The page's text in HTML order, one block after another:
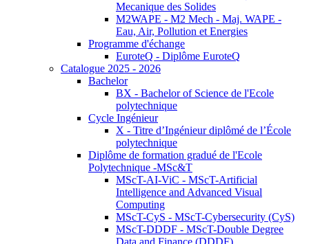
Mecanique des Solides
M2WAPE - M2 Mech - Maj. WAPE -
Eau, Air, Pollution et Energies
Programme d'échange
EuroteQ - Diplôme EuroteQ
Catalogue 2025 - 2026
Bachelor
BX - Bachelor of Science de l'Ecole
polytechnique
Cycle Ingénieur
X - Titre d’Ingénieur diplômé de l’École
polytechnique
Diplôme de formation gradué de l'Ecole
Polytechnique -MSc&T
MScT-AI-ViC - MScT-Artificial
Intelligence and Advanced Visual
Computing
MScT-CyS - MScT-Cybersecurity (CyS)
MScT-DDDF - MScT-Double Degree
Data and Finance (DDDF)